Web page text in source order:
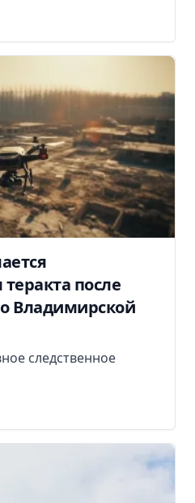
после
Владимирской
следственное